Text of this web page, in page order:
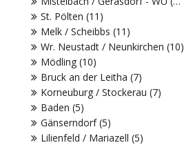
St. Pölten (11)
Melk / Scheibbs (11)
Wr. Neustadt / Neunkirchen (10)
Mödling (10)
Bruck an der Leitha (7)
Korneuburg / Stockerau (7)
Baden (5)
Gänserndorf (5)
Lilienfeld / Mariazell (5)